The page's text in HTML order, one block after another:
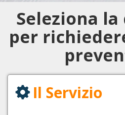
Seleziona
per
Il Servizio